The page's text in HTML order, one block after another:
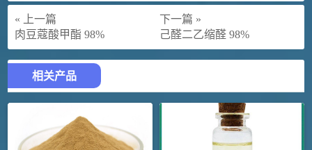
« 上一篇
肉豆蔻酸甲酯 98%
下一篇 »
己醛二乙缩醛 98%
相关产品